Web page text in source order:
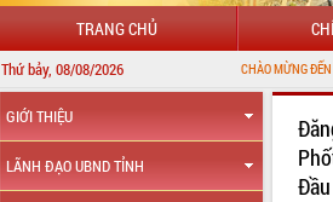
TRANG CHỦ
Thứ bảy, 08/08/2026 CHÀO MỪNG ĐẾN VỚI CỔNG
GIỚI THIỆU
LÃNH ĐẠO UBND TỈNH